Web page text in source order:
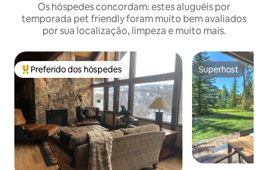
Os hóspedes concordam: estes aluguéis por
temporada pet friendly foram muito bem avaliados
por sua localização, limpeza e muito mais.
Entre os melhores preferidos dos hóspedes
Preferido dos hóspedes Superhost
Superhost